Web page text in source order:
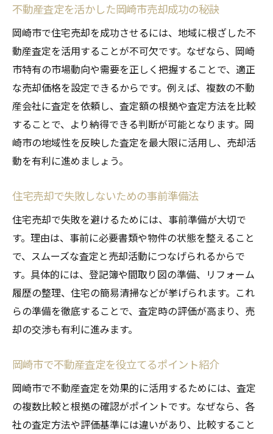
不動産査定を活かした岡崎市売却成功の秘訣
岡崎市で住宅売却を成功させるには、地域に根ざした不
動産査定を活用することが不可欠です。なぜなら、岡崎
市特有の市場動向や需要を正しく把握することで、適正
な売却価格を設定できるからです。例えば、複数の不動
産会社に査定を依頼し、査定額の根拠や査定方法を比較
することで、より納得できる判断が可能となります。岡
崎市の地域性を反映した査定を最大限に活用し、売却活
動を有利に進めましょう。
住宅売却で失敗しないための事前準備法
住宅売却で失敗を避けるためには、事前準備が大切で
す。理由は、事前に必要書類や物件の状態を整えること
で、スムーズな査定と売却活動につなげられるからで
す。具体的には、登記簿や間取り図の準備、リフォーム
履歴の整理、住宅の簡易清掃などが挙げられます。これ
らの準備を徹底することで、査定時の評価が高まり、売
却の交渉も有利に進みます。
岡崎市で不動産査定を役立てるポイント紹介
岡崎市で不動産査定を効果的に活用するためには、査定
の複数比較と根拠の確認がポイントです。なぜなら、各
社の査定方法や評価基準には違いがあり、比較すること